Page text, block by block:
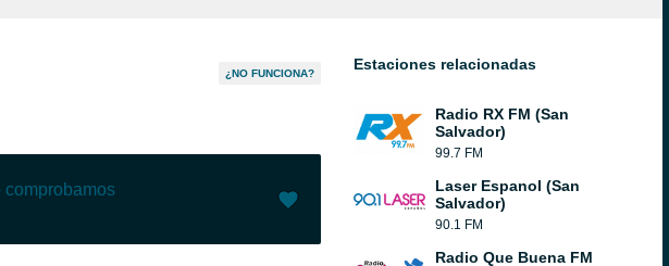
¿NO FUNCIONA?
comprobamos
Estaciones relacionadas
Radio RX FM (San
Salvador)
99.7 FM
Laser Espanol (San
Salvador)
90.1 FM
Radio Que Buena FM